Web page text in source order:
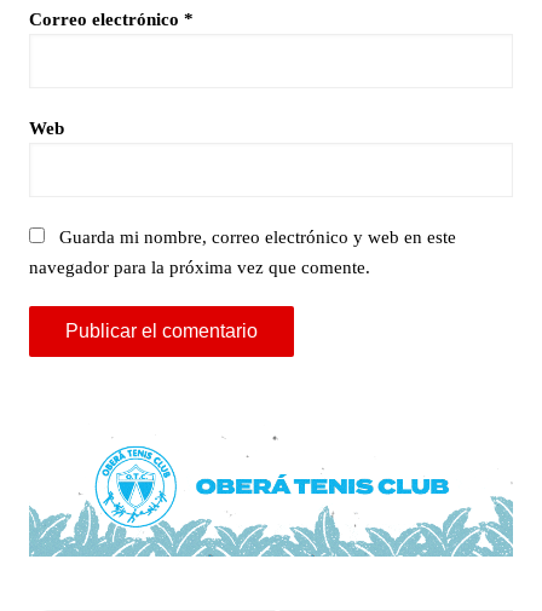
Correo electrónico *
Web
Guarda mi nombre, correo electrónico y web en este
navegador para la próxima vez que comente.